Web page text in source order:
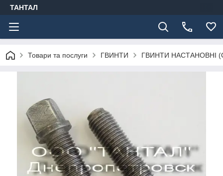
ТАНТАЛ
Товари та послуги ГВИНТИ ГВИНТИ НАСТАНОВНІ